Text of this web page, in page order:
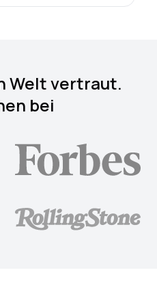
Welt vertraut.
bei